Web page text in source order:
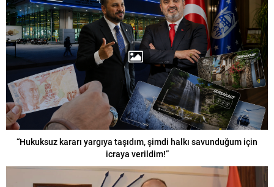
“Hukuksuz kararı yargıya taşıdım, şimdi halkı savunduğum için
icraya verildim!”